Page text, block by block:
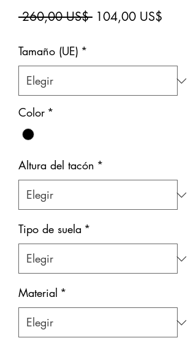
260,00 US$ Precio
104,00 US$
Tamaño (UE) *
Color *
Altura del tacón *
Tipo de suela *
Material *